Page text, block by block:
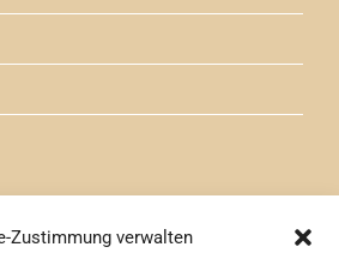
Zustimmung verwalten